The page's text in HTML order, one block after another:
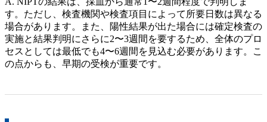
す。ただし、検査機関や検査項目によって所要日数は異なる
場合があります。また、陽性結果が出た場合には確定検査の
実施と結果判明にさらに2〜3週間を要するため、全体のプロ
セスとしては最低でも4〜6週間を見込む必要があります。こ
の点からも、早期の受検が重要です。